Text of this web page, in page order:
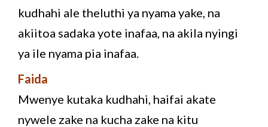
kudhahi ale theluthi ya nyama yake, na
akiitoa sadaka yote inafaa, na akila nyingi
ya ile nyama pia inafaa.
Faida
Mwenye kutaka kudhahi, haifai akate
nywele zake na kucha zake na kitu